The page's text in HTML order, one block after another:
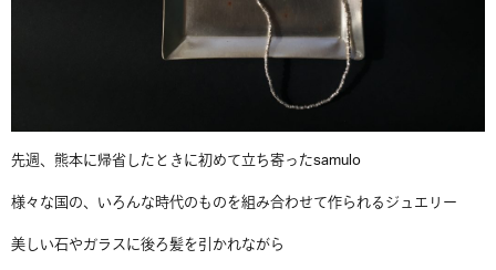
先週、熊本に帰省したときに初めて立ち寄ったsamulo
様々な国の、いろんな時代のものを組み合わせて作られるジュエリー
美しい石やガラスに後ろ髪を引かれながら